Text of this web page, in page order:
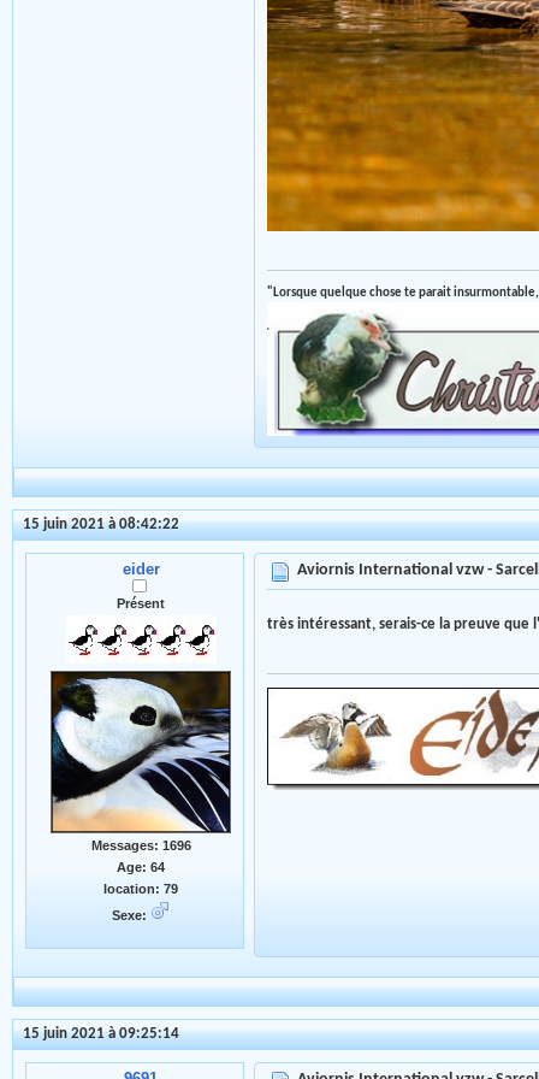
"Lorsque quelque chose te parait
15 juin 2021 à 08:42:22
eider
Présent
Messages: 1696
Age: 64
location: 79
Sexe:
Aviornis International vzw -
très intéressant, serais-ce la preuve que
15 juin 2021 à 09:25:14